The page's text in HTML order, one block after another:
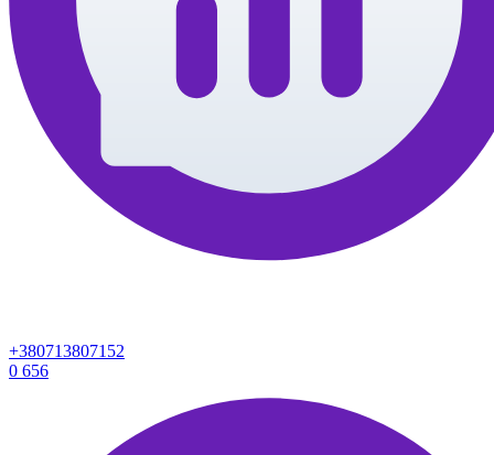
+380713807152
0 656